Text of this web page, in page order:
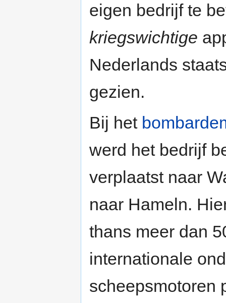
eigen bedrijf te
kriegswichtige
Nederlands
gezien.
Bij het
werd het bedrijf
verplaatst naar
naar Hameln.
thans meer dan
internationale
scheepsmotoren